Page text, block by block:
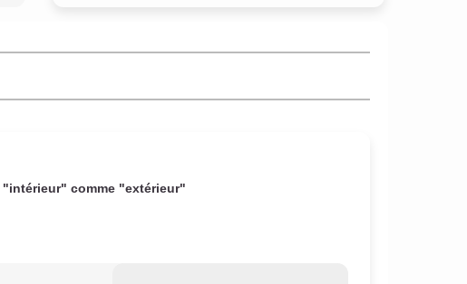
"intérieur" comme "extérieur"